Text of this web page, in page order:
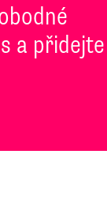
a přidejte